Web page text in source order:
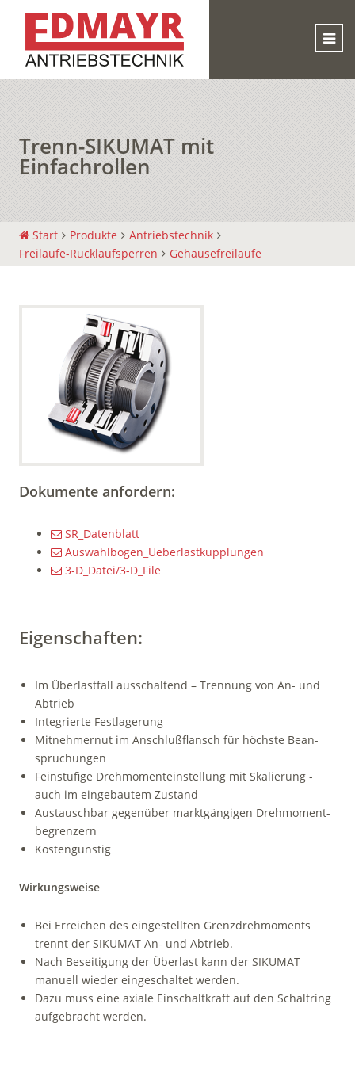
Trenn-SIKUMAT mit
Einfachrollen
Start Produkte
Antriebstechnik
Freiläufe-Rücklaufsperren
Gehäusefreiläufe
Dokumente anfordern:
SR_Datenblatt
Auswahlbogen_Ueberlastkupplungen
3-D_Datei/3-D_File
Eigenschaften:
Im Überlastfall ausschaltend – Trennung von An- und
Abtrieb
Integrierte Festlagerung
Mitnehmernut im Anschluß­flansch für höchste Bean­
spruchungen
Feinstufige Drehmoment­ein­stel­lung mit Skalierung -
auch im ein­gebautem Zustand
Austauschbar gegenüber markt­gängigen Drehmoment­
begrenzern
Kostengünstig
Wirkungsweise
Bei Erreichen des einge­stellten Grenzdrehmoments
trennt der SIKUMAT An- und Abtrieb.
Nach Beseitigung der Überlast kann der SIKUMAT
manuell wieder eingeschaltet werden.
Dazu muss eine axiale Einschalt­kraft auf den Schaltring
auf­gebracht werden.